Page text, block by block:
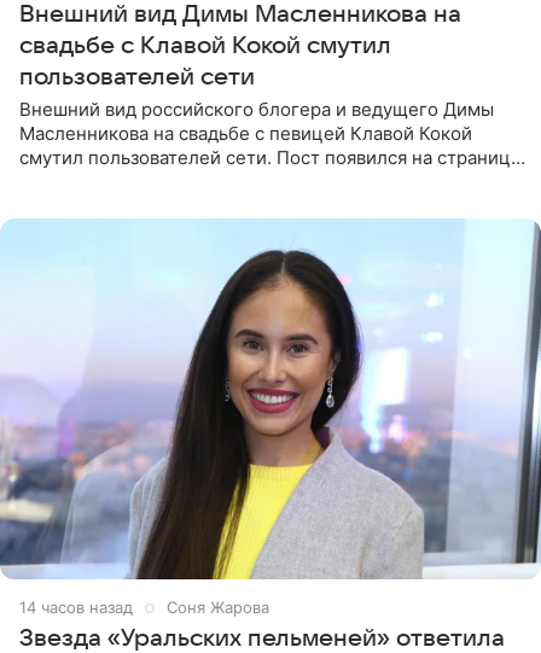
Внешний вид Димы Масленникова на
свадьбе с Клавой Кокой смутил
пользователей сети
Внешний вид российского блогера и ведущего Димы
Масленникова на свадьбе с певицей Клавой Кокой
смутил пользователей сети. Пост появился на странице
14 часов назад Соня Жарова
Звезда «Уральских пельменей» ответила